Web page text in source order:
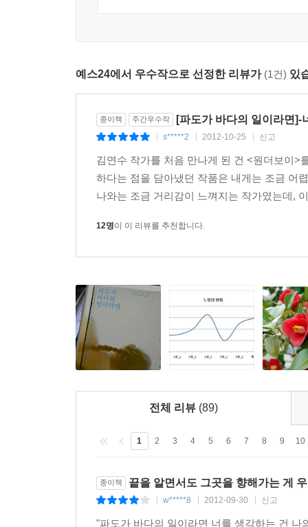
예스24에서 우수작으로 선정한 리뷰가 (1건) 있
종이책 주간우수작 [파도가 바다의 일이라면]-
s*****2 2012-10-25 신고
김연수 작가를 처음 만나게 된 건 <원더보이>
하다는 점을 담아냈던 작품은 내게는 조금 어
나와는 조금 거리감이 느껴지는 작가였는데,
12명이 이 리뷰를 추천합니다.
전체 리뷰 (89)
1 2 3 4 5 6 7 8 9 10
종이책 끝을 알면서도 그곳을 향해가는 게
w*****8 2012-09-30 신고
"파도가 바다의 일이라면 너를 생각하는 건